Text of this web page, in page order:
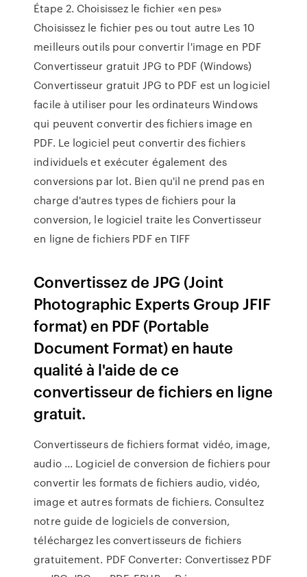
Étape 2. Choisissez le fichier «en pes»
Choisissez le fichier pes ou tout autre Les 10
meilleurs outils pour convertir l'image en PDF
Convertisseur gratuit JPG to PDF (Windows)
Convertisseur gratuit JPG to PDF est un logiciel
facile à utiliser pour les ordinateurs Windows
qui peuvent convertir des fichiers image en
PDF. Le logiciel peut convertir des fichiers
individuels et exécuter également des
conversions par lot. Bien qu'il ne prend pas en
charge d'autres types de fichiers pour la
conversion, le logiciel traite les Convertisseur
en ligne de fichiers PDF en TIFF
Convertissez de JPG (Joint
Photographic Experts Group JFIF
format) en PDF (Portable
Document Format) en haute
qualité à l'aide de ce
convertisseur de fichiers en ligne
gratuit.
Convertisseurs de fichiers format vidéo, image,
audio ... Logiciel de conversion de fichiers pour
convertir les formats de fichiers audio, vidéo,
image et autres formats de fichiers. Consultez
notre guide de logiciels de conversion,
téléchargez les convertisseurs de fichiers
gratuitement. PDF Converter: Convertissez PDF